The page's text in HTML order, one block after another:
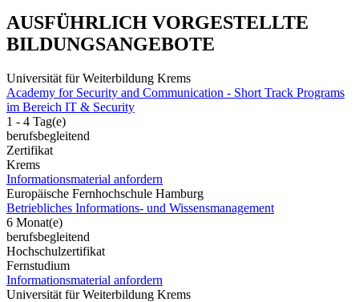
AUSFÜHRLICH VORGESTELLTE
BILDUNGSANGEBOTE
Universität für Weiterbildung Krems
Academy for Security and Communication - Short Track Programs
im Bereich IT & Security
1 - 4 Tag(e)
berufsbegleitend
Zertifikat
Krems
Informationsmaterial anfordern
Europäische Fernhochschule Hamburg
Betriebliches Informations- und Wissensmanagement
6 Monat(e)
berufsbegleitend
Hochschulzertifikat
Fernstudium
Informationsmaterial anfordern
Universität für Weiterbildung Krems